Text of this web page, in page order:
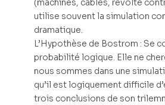
(machines, câbles, révolte
utilise souvent la simulation
dramatique.
L’Hypothèse de Bostrom : Se
probabilité logique. Elle ne
nous sommes dans une
qu’il est logiquement difficile
trois conclusions de son